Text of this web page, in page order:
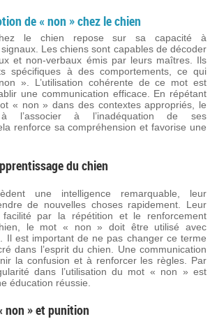
de « non » chez le chien
chez le chien repose sur sa capacité à
Les chiens sont capables de décoder
et non-verbaux émis par leurs maîtres. Ils
spécifiques à des comportements, ce qui
». L’utilisation cohérente de ce mot est
une communication efficace. En répétant
« non » dans des contextes appropriés, le
l’associer à l’inadéquation de ses
renforce sa compréhension et favorise une
du chien
une intelligence remarquable, leur
de nouvelles choses rapidement. Leur
facilité par la répétition et le renforcement
le mot « non » doit être utilisé avec
Il est important de ne pas changer ce terme
dans l’esprit du chien. Une communication
la confusion et à renforcer les règles. Par
dans l’utilisation du mot « non » est
éducation réussie.
non » et punition